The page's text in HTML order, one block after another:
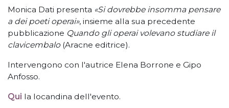
Monica Dati presenta «Si dovrebbe insomma pensare
a dei poeti operai», insieme alla sua precedente
pubblicazione Quando gli operai volevano studiare il
clavicembalo(Aracne editrice).
Intervengono con l'autrice Elena Borrone e Gipo
Anfosso.
Qui la locandina dell'evento.